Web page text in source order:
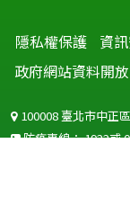
隱私權保護 資
政府網站資料開
100008 臺北市中正
防疫專線：1922或